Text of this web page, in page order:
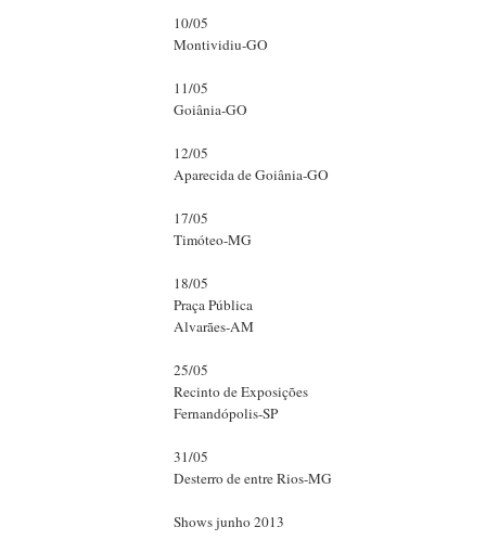
10/05
Montividiu-GO
11/05
Goiânia-GO
12/05
Aparecida de Goiânia-GO
17/05
Timóteo-MG
18/05
Praça Pública
Alvarães-AM
25/05
Recinto de Exposições
Fernandópolis-SP
31/05
Desterro de entre Rios-MG
Shows junho 2013